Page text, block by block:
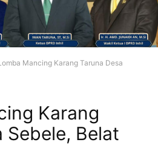
Mancing Karang Taruna Desa
Karang
Sebele, Belat